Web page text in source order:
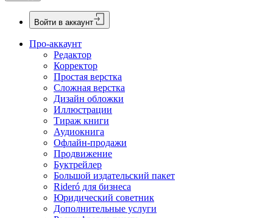
Войти в аккаунт
Про-аккаунт
Редактор
Корректор
Простая верстка
Сложная верстка
Дизайн обложки
Иллюстрации
Тираж книги
Аудиокнига
Офлайн-продажи
Продвижение
Буктрейлер
Большой издательский пакет
Rideró для бизнеса
Юридический советник
Дополнительные услуги